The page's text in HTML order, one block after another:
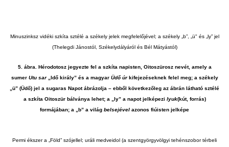
Minuszinksz vidéki szkíta sztélé a székely jelek megfelelőjével; a székely „b”, „ü" és „ly” jel
(Thelegdi Jánostól, Székelydályáról és Bél Mátyástól)
5. ábra. Hérodotosz jegyezte fel a szkíta napisten, Oitoszürosz nevét, amely a
sumer Utu sar„Idő király” és a magyar Üdő úrkifejezéseknek felel meg; a székely
„ü” (Üdő) jel a sugaras Napot ábrázolja – ebből következőleg az ábrán látható sztélé
a szkíta Oitoszür bálványa lehet; a „ly” a napot jelképezi lyuk(kút, forrás)
formájában; a „b” a világ belsejével azonos fiúisten jelképe
Permi ékszer a „Föld” szójellel; uráli medveidol (a szentgyörgyvölgyi tehénszobor térbeli